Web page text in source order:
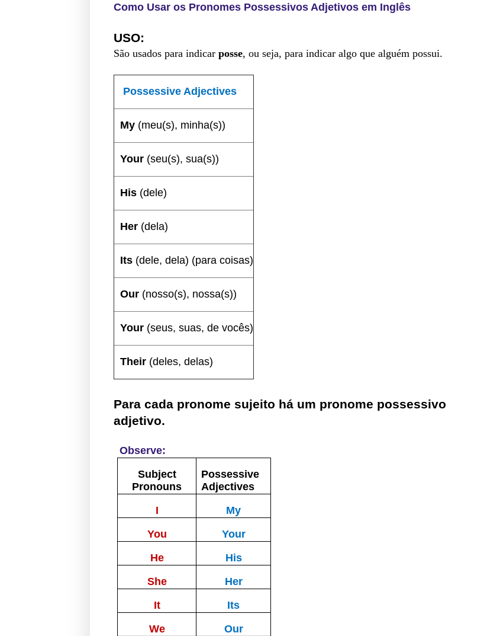
Como Usar os Pronomes Possessivos Adjetivos em Inglês
USO:
São usados para indicar posse, ou seja, para indicar algo que alguém possui.
Possessive Adjectives
My (meu(s), minha(s))
Your (seu(s), sua(s))
His (dele)
Her (dela)
Its (dele, dela) (para coisas)
Our (nosso(s), nossa(s))
Your (seus, suas, de vocês)
Their (deles, delas)
Para cada pronome sujeito há um pronome possessivo
adjetivo.
Observe:
Subject
Pronouns
Possessive
Adjectives
I
My
You
Your
He
His
She
Her
It
Its
We
Our